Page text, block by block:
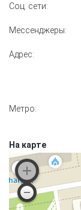
Соц. сети:
Мессенджеры:
Адрес:
Метро:
На карте